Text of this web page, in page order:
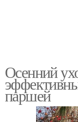
Осенний
паршей